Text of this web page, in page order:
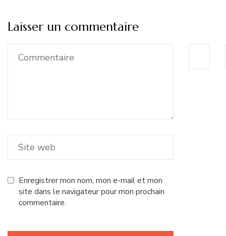
Laisser un commentaire
Enregistrer mon nom, mon e-mail et mon
site dans le navigateur pour mon prochain
commentaire.